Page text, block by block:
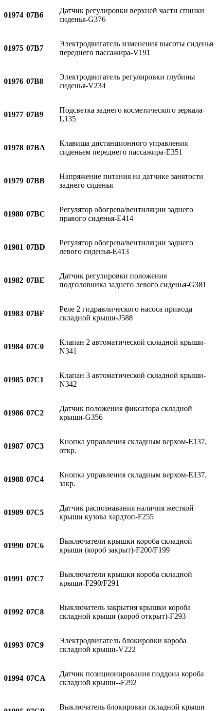
01974 07B6
Датчик регулировки верхней части спинки
сиденья-G376
01975 07B7
Электродвигатель изменения высоты сиденья
переднего пассажира-V191
01976 07B8
Электродвигатель регулировки глубины
сиденья-V234
01977 07B9
Подсветка заднего косметического зеркала-
L135
01978 07BA
Клавиша дистанционного управления
сиденьем переднего пассажира-E351
01979 07BB
Напряжение питания на датчике занятости
заднего сиденья
01980 07BC
Регулятор обогрева/вентиляции заднего
правого сиденья-E414
01981 07BD
Регулятор обогрева/вентиляции заднего
левого сиденья-E413
01982 07BE
Датчик регулировки положения
подголовника заднего левого сиденья-G381
01983 07BF
Реле 2 гидравлического насоса привода
складной крыши-J588
01984 07C0
Клапан 2 автоматической складной крыши-
N341
01985 07C1
Клапан 3 автоматической складной крыши-
N342
01986 07C2
Датчик положения фиксатора складной
крыши-G356
01987 07C3
Кнопка управления складным верхом-E137,
откр.
01988 07C4
Кнопка управления складным верхом-E137,
закр.
01989 07C5
Датчик распознавания наличия жесткой
крыши кузова хардтоп-F255
01990 07C6
Выключатели крышки короба складной
крыши (короб закрыт)-F200/F199
01991 07C7
Выключатели крышки короба складной
крыши-F290/F291
01992 07C8
Выключатель закрытия крышки короба
складной крыши (короб открыт)-F293
01993 07C9
Электродвигатель блокировки короба
складной крыши-V222
01994 07CA
Датчик позиционирования поддона короба
складной крыши--F292
Выключатель блокировки складной крыши